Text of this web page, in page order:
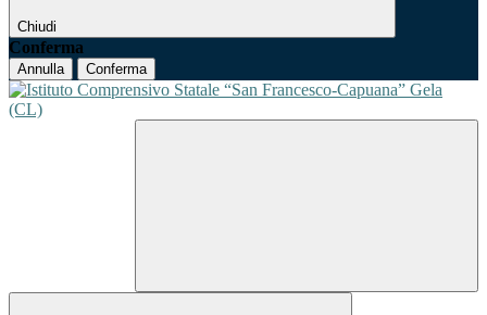
Chiudi
Conferma
Annulla Conferma